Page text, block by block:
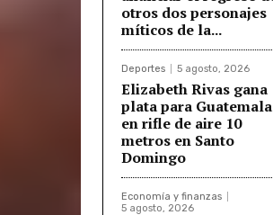
otros dos personajes
míticos de la...
Deportes 5 agosto, 2026
Elizabeth Rivas gana
plata para Guatemala
en rifle de aire 10
metros en Santo
Domingo
Economía y finanzas
5 agosto, 2026